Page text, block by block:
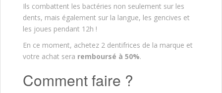
Ils combattent les bactéries non seulement sur les
dents, mais également sur la langue, les gencives et
les joues pendant 12h !
En ce moment, achetez 2 dentifrices de la marque et
votre achat sera remboursé à 50%.
Comment faire ?